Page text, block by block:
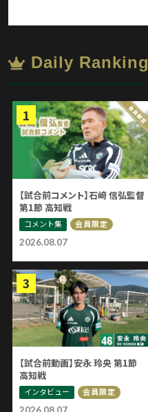
Daily Ranking
2026.08.07
【試合前コメント】石﨑 信弘監督
第1節 高知戦
コメント集 会員限定
【試合前動画】安永 玲央 第1節
高知戦
インタビュー 会員限定